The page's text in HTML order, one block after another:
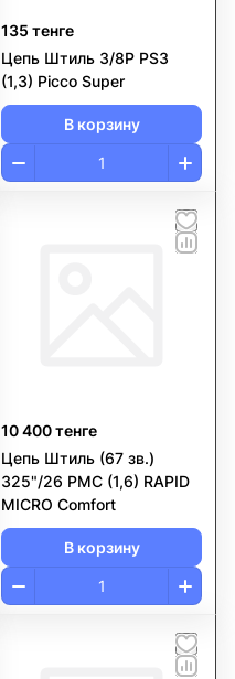
135 тенге
Цепь Штиль 3/8Р РS3
(1,3) Picco Super
В корзину
10 400 тенге
Цепь Штиль (67 зв.)
325"/26 PMC (1,6) RAPID
MICRO Comfort
В корзину